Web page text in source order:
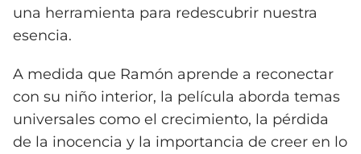
una herramienta para redescubrir nuestra
esencia.
A medida que Ramón aprende a reconectar
con su niño interior, la película aborda temas
universales como el crecimiento, la pérdida
de la inocencia y la importancia de creer en lo